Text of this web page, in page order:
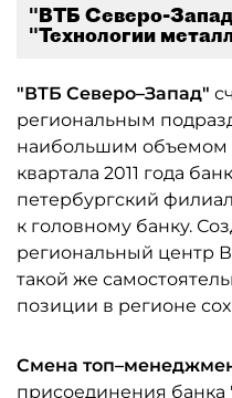
"ВТБ Северо-
"Технологии
"ВТБ Северо–Запад"
региональным
наибольшим объемом
квартала 2011 года
петербургский
к головному банку.
региональный центр
такой же
позиции в регионе
Смена
присоединения банка